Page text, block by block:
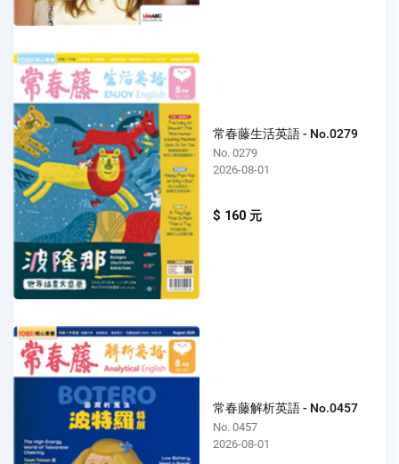
常春藤生活英語 - No.0279
No. 0279
2026-08-01
$ 160 元
常春藤解析英語 - No.0457
No. 0457
2026-08-01